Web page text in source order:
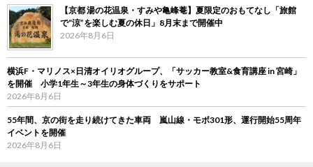
【京都 湯の花温泉・すみや亀峰菴】夏限定のおもてなし「旅館
で“涼”を楽しむ夏の休日」8月末まで開催中
2026年8月6日
横浜F・マリノス×日清オイリオグループ、「サッカー教室&食育講座 in 宮崎」
を開催 小学1年生～3年生の身体づくりをサポート
2026年8月6日
55年間、京の街を走り続けてきた車両 嵐山線・モボ301形、運行開始55周年
イベントを開催
2026年8月6日